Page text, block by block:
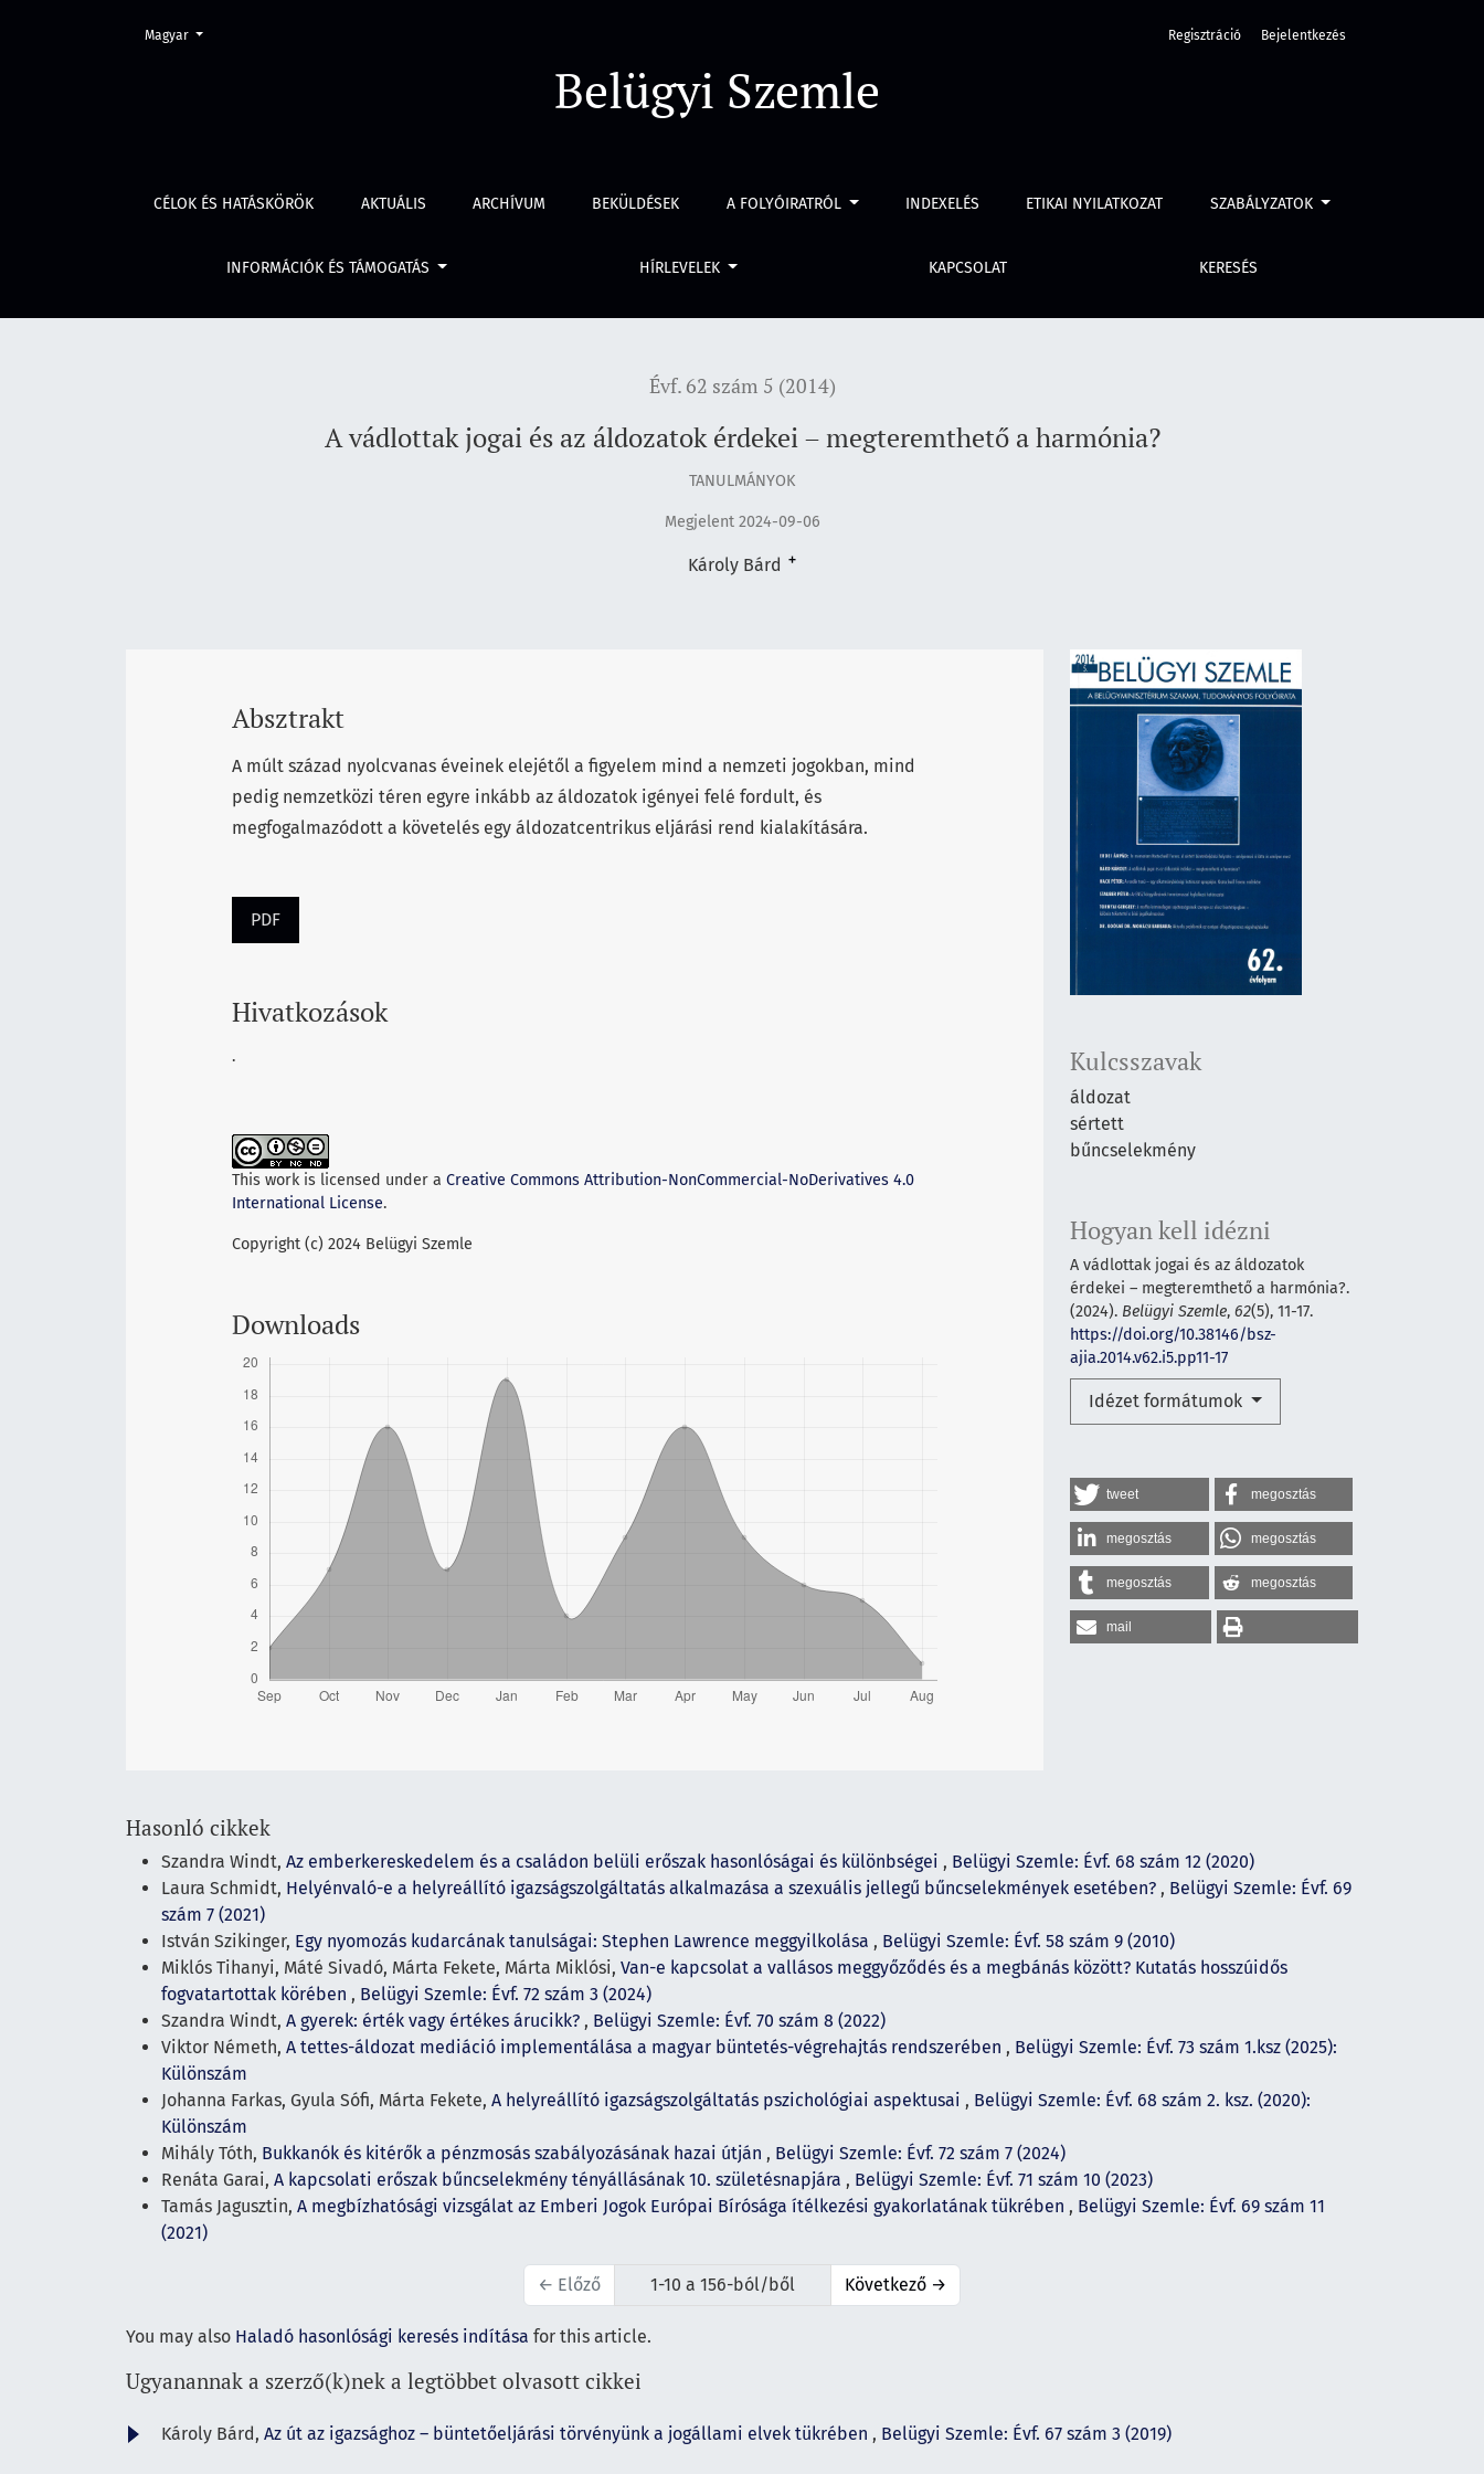
A vádlottak jogai és az áldozatok érdekei – megteremthető a harmónia?
Belügyi Szemle
CÉLOK ÉS HATÁSKÖRÖK AKTUÁLIS ARCHÍVUM BEKÜLDÉSEK A FOLYÓIRATRÓL INDEXELÉS ETIKAI NYILATKOZAT SZABÁLYZATOK
INFORMÁCIÓK ÉS TÁMOGATÁS HÍRLEVELEK KAPCSOLAT KERESÉS
Regisztráció Bejelentkezés
Change the language. The current language is:
Magyar
Évf. 62 szám 5 (2014)
A vádlottak jogai és az áldozatok érdekei – megteremthető a harmónia?
TANULMÁNYOK
Megjelent 2024-09-06
Károly Bárd +
Kulcsszavak
áldozat
sértett
bűncselekmény
Hogyan kell idézni
A vádlottak jogai és az áldozatok
érdekei – megteremthető a harmónia?.
(2024). Belügyi Szemle, 62(5), 11-17.
https://doi.org/10.38146/bsz-
ajia.2014.v62.i5.pp11-17
Idézet formátumok
tweet megosztás
megosztás megosztás
megosztás megosztás
mail
Absztrakt
A múlt század nyolcvanas éveinek elejétől a figyelem mind a nemzeti jogokban, mind
pedig nemzetközi téren egyre inkább az áldozatok igényei felé fordult, és
megfogalmazódott a követelés egy áldozatcentrikus eljárási rend kialakítására.
PDF
Hivatkozások
.
This work is licensed under a Creative Commons Attribution-NonCommercial-NoDerivatives 4.0
International License.
Copyright (c) 2024 Belügyi Szemle
Downloads
Hasonló cikkek
Szandra Windt, Az emberkereskedelem és a családon belüli erőszak hasonlóságai és különbségei , Belügyi Szemle: Évf. 68 szám 12 (2020)
Laura Schmidt, Helyénvaló-e a helyreállító igazságszolgáltatás alkalmazása a szexuális jellegű bűncselekmények esetében? , Belügyi Szemle: Évf. 69
szám 7 (2021)
István Szikinger, Egy nyomozás kudarcának tanulságai: Stephen Lawrence meggyilkolása , Belügyi Szemle: Évf. 58 szám 9 (2010)
Miklós Tihanyi, Máté Sivadó, Márta Fekete, Márta Miklósi, Van-e kapcsolat a vallásos meggyőződés és a megbánás között? Kutatás hosszúidős
fogvatartottak körében , Belügyi Szemle: Évf. 72 szám 3 (2024)
Szandra Windt, A gyerek: érték vagy értékes árucikk? , Belügyi Szemle: Évf. 70 szám 8 (2022)
Viktor Németh, A tettes-áldozat mediáció implementálása a magyar büntetés-végrehajtás rendszerében , Belügyi Szemle: Évf. 73 szám 1.ksz (2025):
Különszám
Johanna Farkas, Gyula Sófi, Márta Fekete, A helyreállító igazságszolgáltatás pszichológiai aspektusai , Belügyi Szemle: Évf. 68 szám 2. ksz. (2020):
Különszám
Mihály Tóth, Bukkanók és kitérők a pénzmosás szabályozásának hazai útján , Belügyi Szemle: Évf. 72 szám 7 (2024)
Renáta Garai, A kapcsolati erőszak bűncselekmény tényállásának 10. születésnapjára , Belügyi Szemle: Évf. 71 szám 10 (2023)
Tamás Jagusztin, A megbízhatósági vizsgálat az Emberi Jogok Európai Bírósága ítélkezési gyakorlatának tükrében , Belügyi Szemle: Évf. 69 szám 11
(2021)
← Előző 1-10 a 156-ból/ből Következő →
You may also Haladó hasonlósági keresés indítása for this article.
Ugyanannak a szerző(k)nek a legtöbbet olvasott cikkei
Károly Bárd, Az út az igazsághoz – büntetőeljárási törvényünk a jogállami elvek tükrében , Belügyi Szemle: Évf. 67 szám 3 (2019)